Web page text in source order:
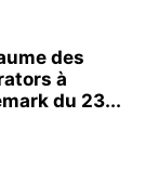
des
à
du 23...